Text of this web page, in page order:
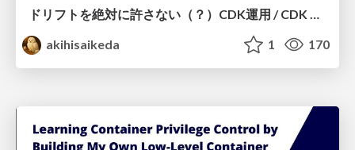
ドリフトを絶対に許さない（？）CDK運用 / CDK Ops with Zero Tolerance for Drifts (?)
akihisaikeda
1 170